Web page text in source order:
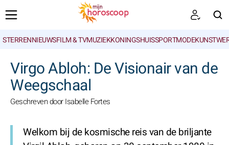
STERRENNIEUWSFILM & TVMUZIEKKONINGSHUISSPORTMODE
Virgo Abloh: De Visionair van de
Weegschaal
Geschreven door Isabelle Fortes
Welkom bij de kosmische reis van de briljante